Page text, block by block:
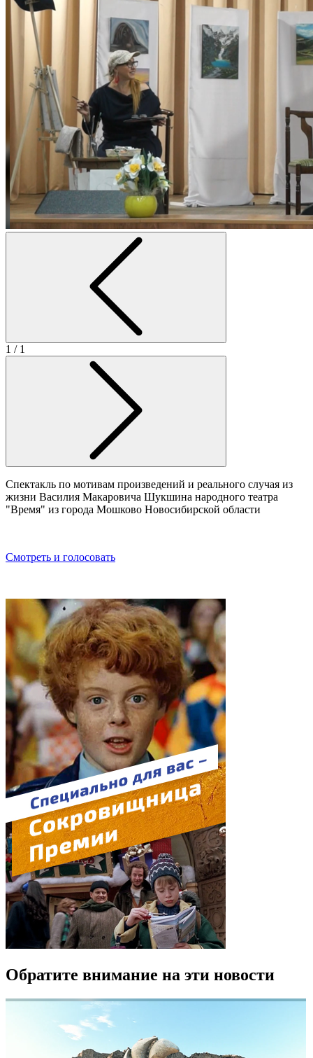
1 / 1
Спектакль по мотивам произведений и реального случая из
жизни Василия Макаровича Шукшина народного театра
"Время" из города Мошково Новосибирской области
Смотреть и голосовать
Обратите внимание на эти новости